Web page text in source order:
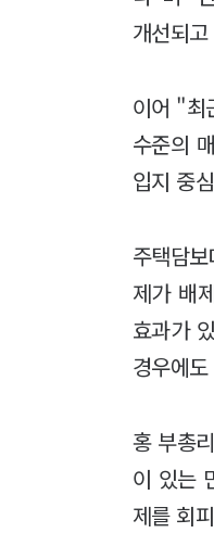
개선되
이어 "최
수준의
입지 중
주택담
제가 배
효과가
경우에
홍 부총
이 있는
제를 회